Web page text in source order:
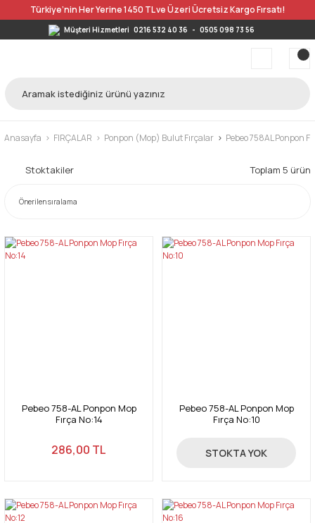
Türkiye’nin Her Yerine 1450 TL ve Üzeri Ücretsiz Kargo Fırsatı!
Müşteri Hizmetleri 0216 532 40 36 - 0505 098 73 56
Anasayfa FIRÇALAR Ponpon (Mop) Bulut Fırçalar Pebeo 758AL Ponpon
Stoktakiler Toplam 5 ürün
Pebeo 758-AL Ponpon Mop
Fırça No:14
286,00 TL
Pebeo 758-AL Ponpon Mop
Fırça No:10
200,00 TL
STOKTA YOK